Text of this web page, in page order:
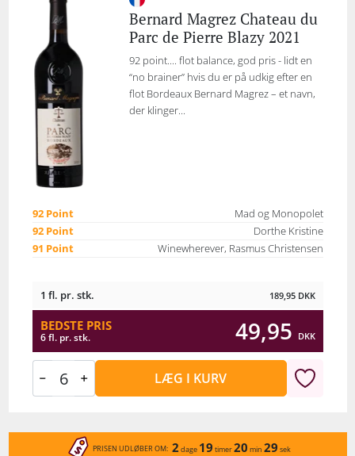
Bernard Magrez Chateau du
Parc de Pierre Blazy 2021
92 point.... flot balance, god pris - lidt en
“no brainer” hvis du er på udkig efter en
flot Bordeaux Bernard Magrez – et navn,
der klinger...
92 Point
Mad og Monopolet
92 Point
Dorthe Kristine
91 Point
Winewherever, Rasmus Christensen
1 fl. pr. stk. 189,95 DKK
BEDSTE PRIS
6 fl. pr. stk. 49,95 DKK
LÆG I KURV
PRISEN UDLØBER OM: 2 dage 19 timer20 min 29 sek